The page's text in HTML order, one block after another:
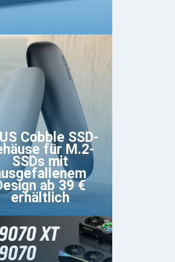
Cobble SSD-
für M.2-
SSDs mit
ab 39 €
erhältlich